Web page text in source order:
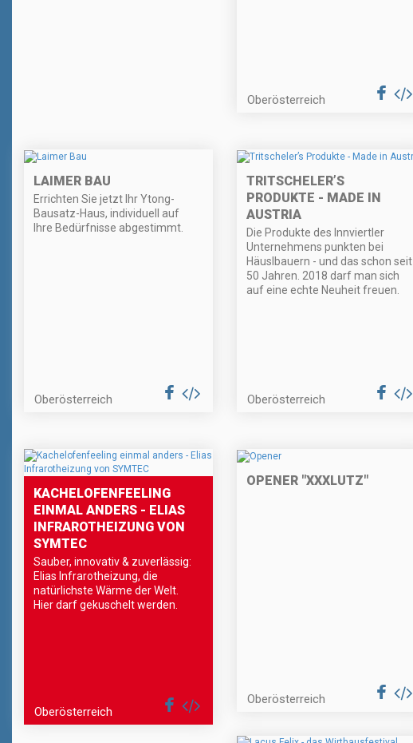
Oberösterreich
LAIMER BAU
Errichten Sie jetzt Ihr Ytong-
Bausatz-Haus, individuell auf
Ihre Bedürfnisse abgestimmt.
Oberösterreich
TRITSCHELER’S
PRODUKTE - MADE IN
AUSTRIA
Die Produkte des Innviertler
Unternehmens punkten bei
Häuslbauern - und das schon seit
50 Jahren. 2018 darf man sich
auf eine echte Neuheit freuen.
Oberösterreich
KACHELOFENFEELING
EINMAL ANDERS - ELIAS
INFRAROTHEIZUNG VON
SYMTEC
Sauber, innovativ & zuverlässig:
Elias Infrarotheizung, die
natürlichste Wärme der Welt.
Hier darf gekuschelt werden.
Oberösterreich
OPENER "XXXLUTZ"
Oberösterreich